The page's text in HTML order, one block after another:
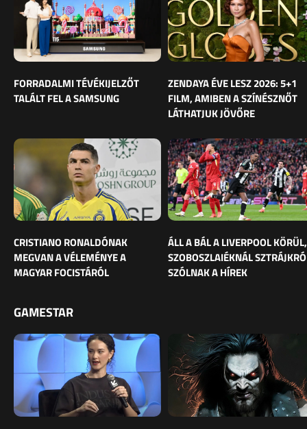
FORRADALMI TÉVÉKIJELZŐT
TALÁLT FEL A SAMSUNG
ZENDAYA ÉVE LESZ 2026: 5+1
FILM, AMIBEN A SZÍNÉSZNŐT
LÁTHATJUK JÖVŐRE
CRISTIANO RONALDÓNAK
MEGVAN A VÉLEMÉNYE A
MAGYAR FOCISTÁRÓL
ÁLL A BÁL A LIVERPOOL KÖRÜL,
SZOBOSZLAIÉKNÁL
SZÓLNAK A HÍREK
GAMESTAR